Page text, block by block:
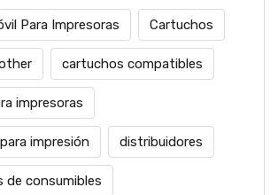
Para Impresoras Cartuchos
cartuchos compatibles
impresoras
impresión distribuidores
de consumibles